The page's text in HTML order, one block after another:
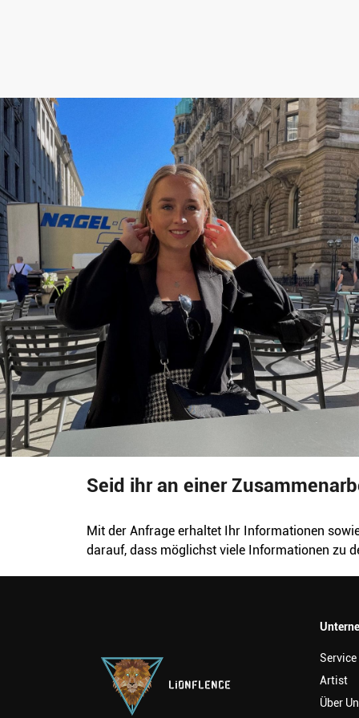
Seid ihr an einer
Mit der Anfrage erhaltet Ihr Informationen
darauf, dass möglichst viele Informationen zu
LiONFLENCE
Service
Artist
Über